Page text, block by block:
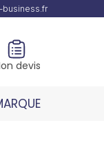
business.fr
devis